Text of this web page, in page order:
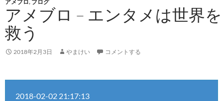
アメブロ, ブログ
アメブロ – エンタメは世界を
救う
2018年2月3日 やまけい コメントする
2018-02-02 21:17:13